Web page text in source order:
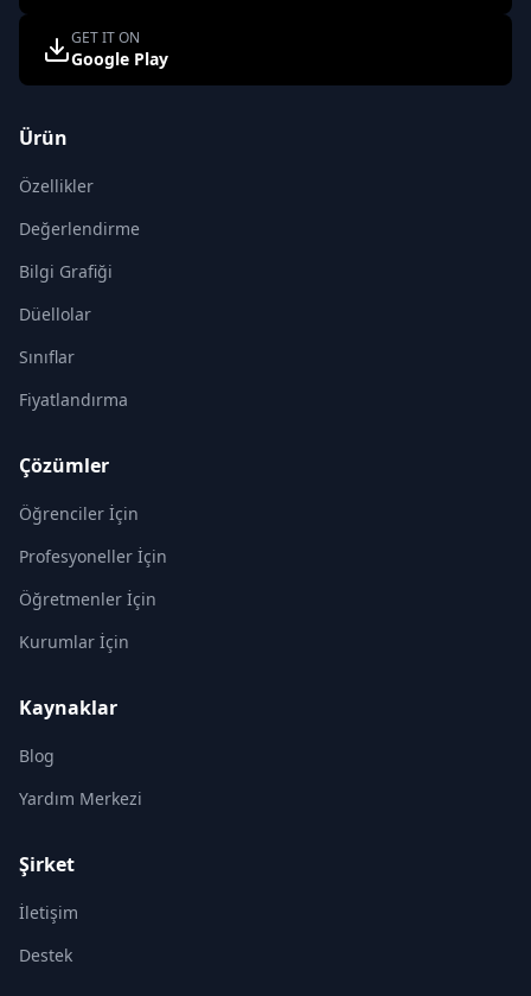
GET IT ON
Google Play
Ürün
Özellikler
Değerlendirme
Bilgi Grafiği
Düellolar
Sınıflar
Fiyatlandırma
Çözümler
Öğrenciler İçin
Profesyoneller İçin
Öğretmenler İçin
Kurumlar İçin
Kaynaklar
Blog
Yardım Merkezi
Şirket
İletişim
Destek